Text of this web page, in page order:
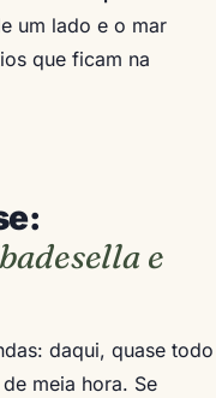
um lado e o mar
que ficam na
e
daqui, quase todo
meia hora. Se